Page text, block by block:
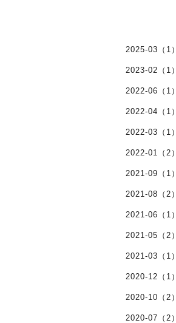
2025-03（1）
2023-02（1）
2022-06（1）
2022-04（1）
2022-03（1）
2022-01（2）
2021-09（1）
2021-08（2）
2021-06（1）
2021-05（2）
2021-03（1）
2020-12（1）
2020-10（2）
2020-07（2）